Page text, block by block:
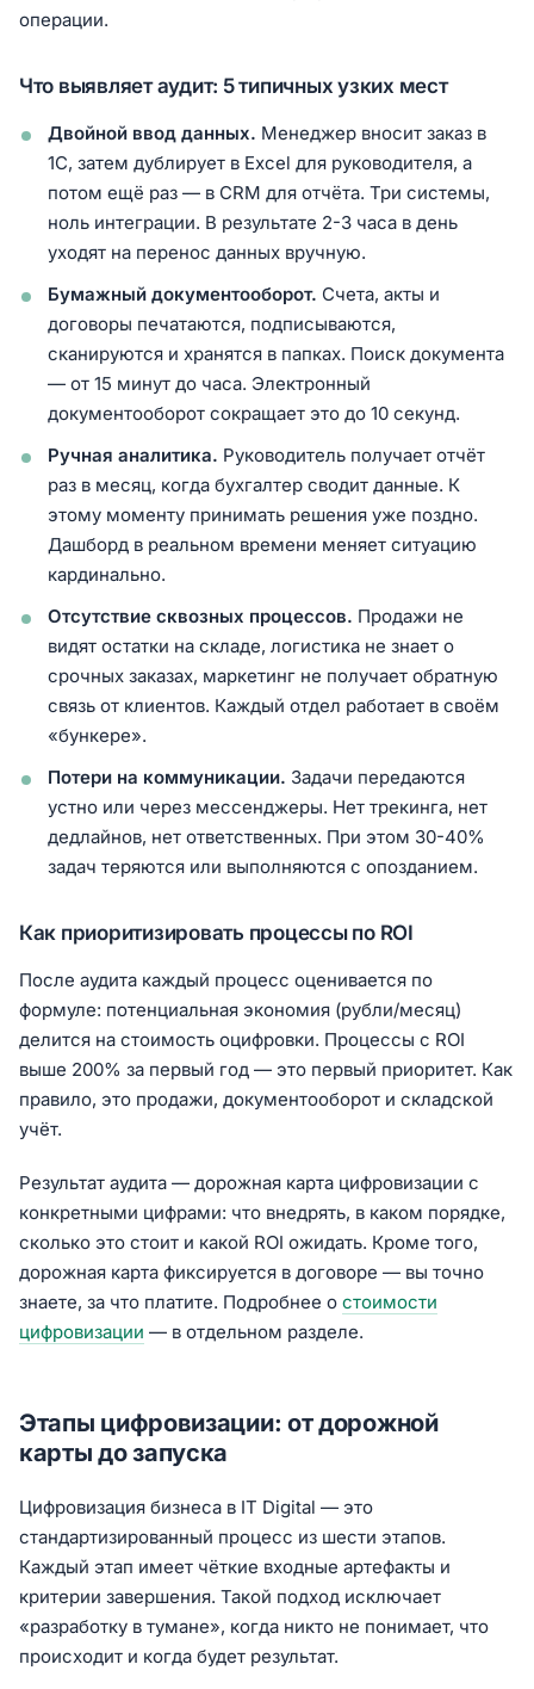
операции.
Что выявляет аудит: 5 типичных узких мест
Двойной ввод данных. Менеджер вносит заказ в
1С, затем дублирует в Excel для руководителя, а
потом ещё раз — в CRM для отчёта. Три системы,
ноль интеграции. В результате 2-3 часа в день
уходят на перенос данных вручную.
Бумажный документооборот. Счета, акты и
договоры печатаются, подписываются,
сканируются и хранятся в папках. Поиск документа
— от 15 минут до часа. Электронный
документооборот сокращает это до 10 секунд.
Ручная аналитика. Руководитель получает отчёт
раз в месяц, когда бухгалтер сводит данные. К
этому моменту принимать решения уже поздно.
Дашборд в реальном времени меняет ситуацию
кардинально.
Отсутствие сквозных процессов. Продажи не
видят остатки на складе, логистика не знает о
срочных заказах, маркетинг не получает обратную
связь от клиентов. Каждый отдел работает в своём
«бункере».
Потери на коммуникации. Задачи передаются
устно или через мессенджеры. Нет трекинга, нет
дедлайнов, нет ответственных. При этом 30-40%
задач теряются или выполняются с опозданием.
Как приоритизировать процессы по ROI
После аудита каждый процесс оценивается по
формуле: потенциальная экономия (рубли/месяц)
делится на стоимость оцифровки. Процессы с ROI
выше 200% за первый год — это первый приоритет. Как
правило, это продажи, документооборот и складской
учёт.
Результат аудита — дорожная карта цифровизации с
конкретными цифрами: что внедрять, в каком порядке,
сколько это стоит и какой ROI ожидать. Кроме того,
дорожная карта фиксируется в договоре — вы точно
знаете, за что платите. Подробнее о стоимости
цифровизации — в отдельном разделе.
Этапы цифровизации: от дорожной
карты до запуска
Цифровизация бизнеса в IT Digital — это
стандартизированный процесс из шести этапов.
Каждый этап имеет чёткие входные артефакты и
критерии завершения. Такой подход исключает
«разработку в тумане», когда никто не понимает, что
происходит и когда будет результат.